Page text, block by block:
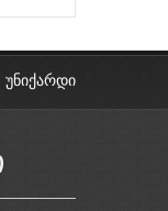
უნიქარდი